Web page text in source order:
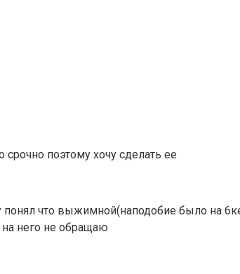
поэтому хочу сделать ее
что выжимной(наподобие было на
него не обращаю